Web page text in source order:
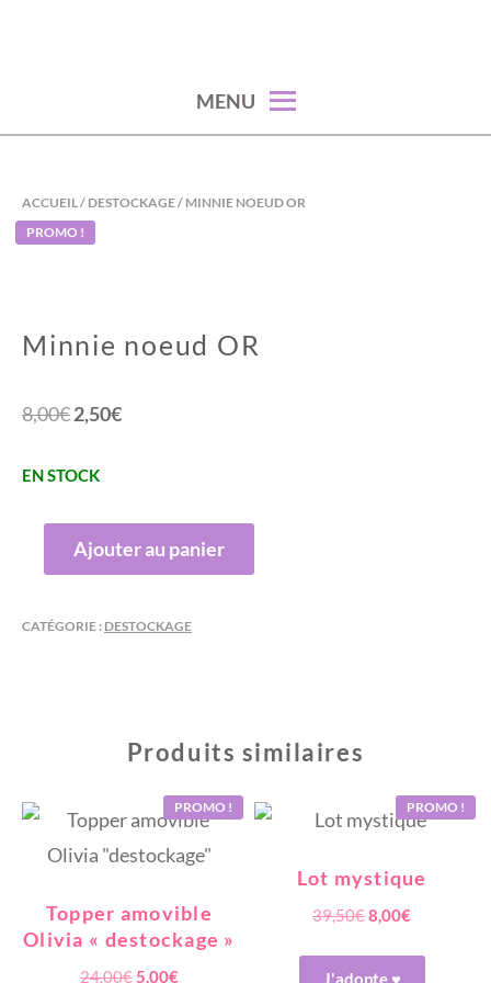
MENU
ACCUEIL/ DESTOCKAGE/ MINNIE NOEUD OR
PROMO !
Minnie noeud OR
8,00€Le
initial
était :
8,00€.
2,50€Le
est :
2,50€.
EN STOCK
NOEUD
Ajouter au panier
CATÉGORIE : DESTOCKAGE
Produits similaires
PROMO !
Topper amovible
Olivia « destockage »
24,00€ Le
5,00€Le
PROMO !
Lot mystique
39,50€Le
initial
8,00€Le
J'adopte ♥